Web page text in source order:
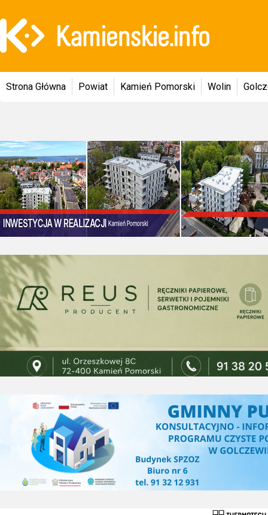
Strona Główna Powiat Kamień Pomorski Wolin